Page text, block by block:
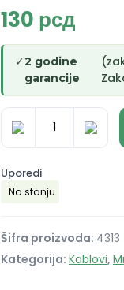
130 рсд
✓2 godine
garancije
Patch
FTP
CAT6
m
RJ45
Uporedi
Na stanju
Šifra proizvoda: 4313
Kategorija: Kablovi,